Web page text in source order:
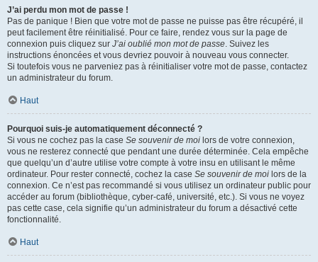
J’ai perdu mon mot de passe !
Pas de panique ! Bien que votre mot de passe ne puisse pas être récupéré, il
peut facilement être réinitialisé. Pour ce faire, rendez vous sur la page de
connexion puis cliquez sur J’ai oublié mon mot de passe. Suivez les
instructions énoncées et vous devriez pouvoir à nouveau vous connecter.
Si toutefois vous ne parveniez pas à réinitialiser votre mot de passe, contactez
un administrateur du forum.
Haut
Pourquoi suis-je automatiquement déconnecté ?
Si vous ne cochez pas la case Se souvenir de moi lors de votre connexion,
vous ne resterez connecté que pendant une durée déterminée. Cela empêche
que quelqu’un d’autre utilise votre compte à votre insu en utilisant le même
ordinateur. Pour rester connecté, cochez la case Se souvenir de moi lors de la
connexion. Ce n’est pas recommandé si vous utilisez un ordinateur public pour
accéder au forum (bibliothèque, cyber-café, université, etc.). Si vous ne voyez
pas cette case, cela signifie qu’un administrateur du forum a désactivé cette
fonctionnalité.
Haut